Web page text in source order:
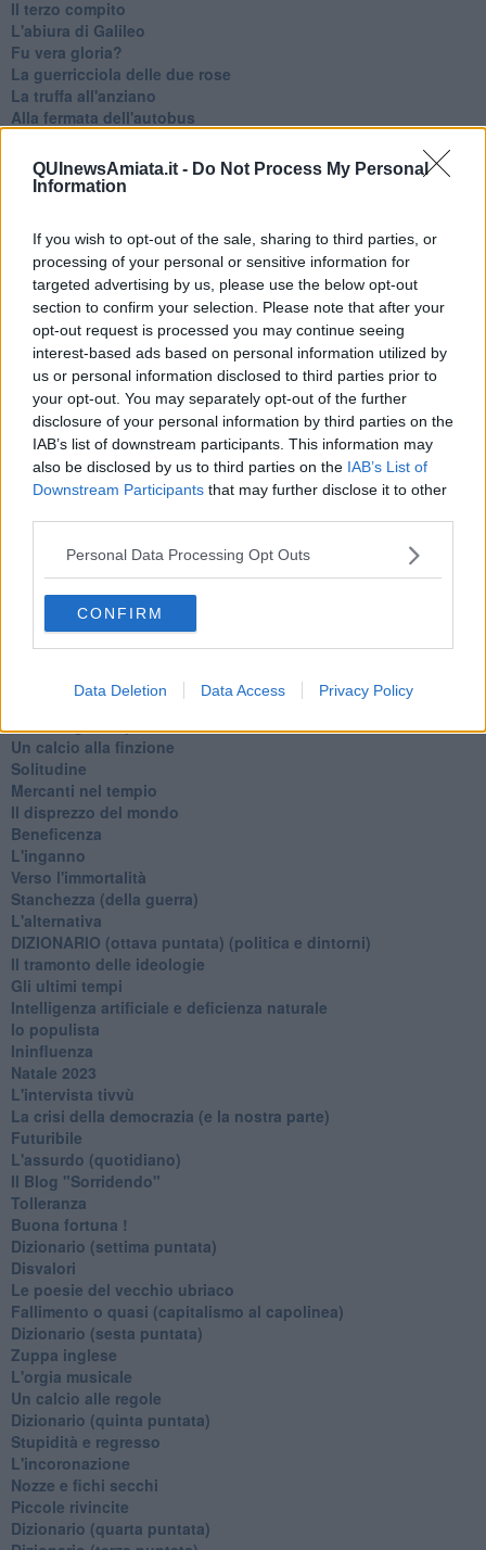
QUInewsAmiata.it - Do Not Process My Personal
Information
If you wish to opt-out of the sale, sharing to third parties, or
processing of your personal or sensitive information for
targeted advertising by us, please use the below opt-out
section to confirm your selection. Please note that after your
opt-out request is processed you may continue seeing
interest-based ads based on personal information utilized by
us or personal information disclosed to third parties prior to
your opt-out. You may separately opt-out of the further
disclosure of your personal information by third parties on the
IAB’s list of downstream participants. This information may
also be disclosed by us to third parties on the IAB’s List of
Downstream Participants that may further disclose it to other
Personal Data Processing Opt Outs
CONFIRM
Data Deletion Data Access Privacy Policy
Il terzo compito
L'abiura di Galileo
Fu vera gloria?
La guerricciola delle due rose
La truffa all'anziano
Alla fermata dell'autobus
Diseducazione televisiva e inerzia della politica
Foto storica
Teste calde
Non avere e non essere
Armiamoci e... avviatevi
Da Capodanno a Carnevale
Schizzi di fango
Sor-riso amaro
Fine anno al ristorante
La festa di Capodanno
Natale 2024
Re e regnanti
A noi interessa il dito non la luna
Come rubare allo stato e vivere felici
Il compagno
​Io (allo specchio)
Tramonto
Passato, presente, futuro
La virtù del non fare
Il giorno dei saldi
Leggendo l'Eneide
​(In)sicurezza stradale
Un calcio alla finzione
Solitudine
Mercanti nel tempio
Il disprezzo del mondo
Beneficenza
L'inganno
Verso l'immortalità
Stanchezza (della guerra)
L'alternativa
​DIZIONARIO (ottava puntata) (politica e dintorni)
Il tramonto delle ideologie
Gli ultimi tempi
Intelligenza artificiale e deficienza naturale
Io populista
Ininfluenza
Natale 2023
L'intervista tivvù
La crisi della democrazia (e la nostra parte)
Futuribile
L'assurdo (quotidiano)
Il Blog "Sorridendo"
Tolleranza
Buona fortuna !
​Dizionario (settima puntata)
Disvalori
Le poesie del vecchio ubriaco
Fallimento o quasi (capitalismo al capolinea)
Dizionario (sesta puntata)
Zuppa inglese
L'orgia musicale
Un calcio alle regole
Dizionario (quinta puntata)
Stupidità e regresso
L'incoronazione
Nozze e fichi secchi
Piccole rivincite
​Dizionario (quarta puntata)